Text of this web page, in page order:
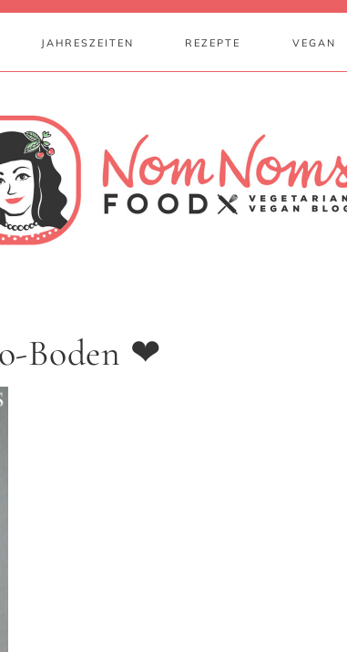
JAHRESZEITEN REZEPTE VEGAN
Boden ❤